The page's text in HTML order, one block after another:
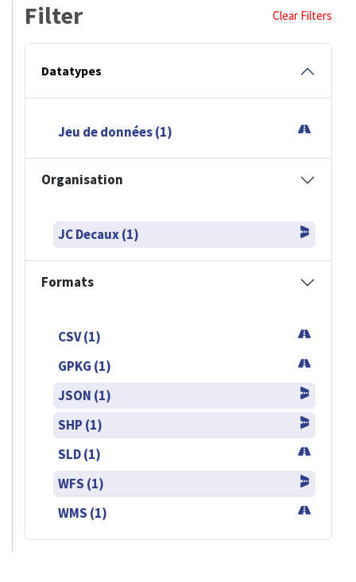
Filter Clear Filters
Datatypes
Jeu de données (1)
Organisation
JC Decaux (1)
Formats
CSV (1)
GPKG (1)
JSON (1)
SHP (1)
SLD (1)
WFS (1)
WMS (1)